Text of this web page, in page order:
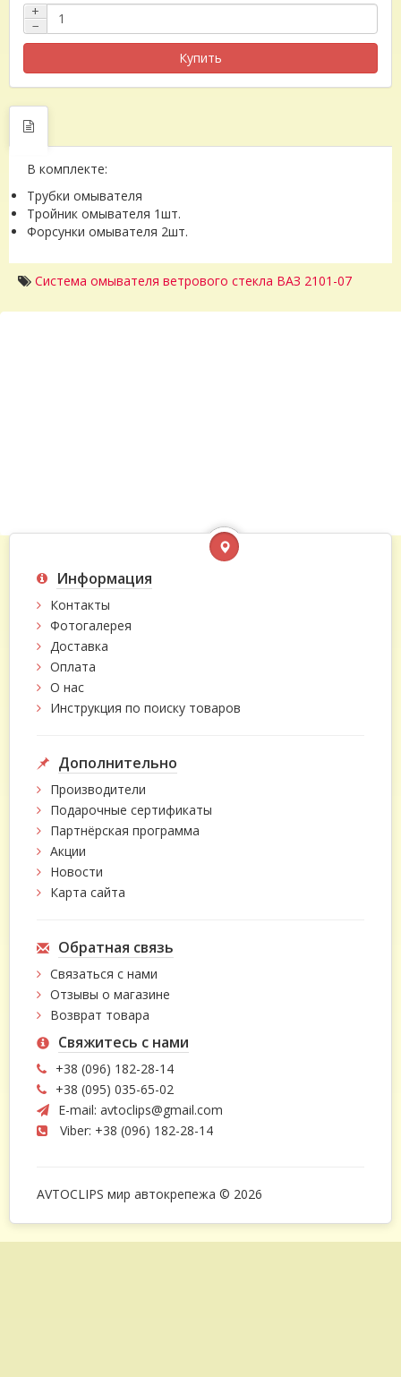
+
−
Купить
В комплекте:
Трубки омывателя
Тройник омывателя 1шт.
Форсунки омывателя 2шт.
Система омывателя ветрового стекла ВАЗ 2101-07
Информация
Контакты
Фотогалерея
Доставка
Оплата
О нас
Инструкция по поиску товаров
Дополнительно
Производители
Подарочные сертификаты
Партнёрская программа
Акции
Новости
Карта сайта
Обратная связь
Связаться с нами
Отзывы о магазине
Возврат товара
Свяжитесь с нами
+38 (096) 182-28-14
+38 (095) 035-65-02
E-mail: avtoclips@gmail.com
Viber: +38 (096) 182-28-14
AVTOCLIPS мир автокрепежа © 2026